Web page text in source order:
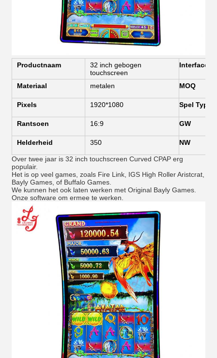
Productnaam
32 inch gebogen
touchscreen
Interface
Materiaal metalen MOQ
Pixels 1920*1080 Spel Type
Rantsoen 16:9 GW
Helderheid 350 NW
Over twee jaar is 32 inch touchscreen Curved CPAP erg
populair.
Het is op veel games, zoals Fire Link, IGS High Roller Aristcrat,
Bayly Games, of Buffalo Games.
We kunnen het ook laten werken met Original Bayly Games.
Onze software om ermee te werken.